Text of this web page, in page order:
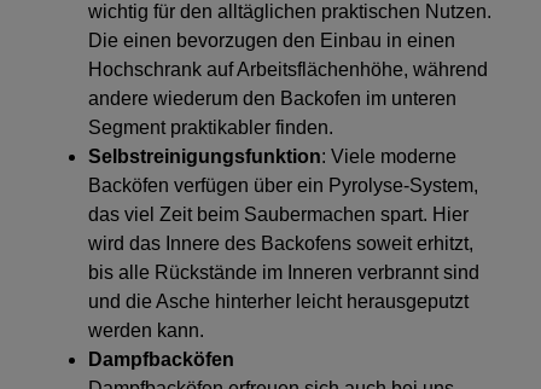
wichtig für den alltäglichen praktischen Nutzen.
Die einen bevorzugen den Einbau in einen
Hochschrank auf Arbeitsflächenhöhe, während
andere wiederum den Backofen im unteren
Segment praktikabler finden.
Selbstreinigungsfunktion: Viele moderne
Backöfen verfügen über ein Pyrolyse-System,
das viel Zeit beim Saubermachen spart. Hier
wird das Innere des Backofens soweit erhitzt,
bis alle Rückstände im Inneren verbrannt sind
und die Asche hinterher leicht herausgeputzt
werden kann.
Dampfbacköfen